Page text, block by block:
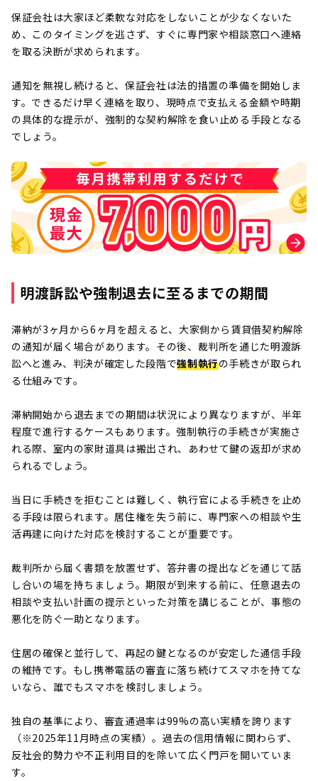
保証会社は大家ほど柔軟な対応をしないことが少なくないた
め、このタイミングを逃さず、すぐに専門家や相談窓口へ連絡
を取る決断が求められます。
通知を無視し続けると、保証会社は法的措置の準備を開始しま
す。できるだけ早く連絡を取り、現時点で支払える金額や時期
の具体的な提示が、強制的な契約解除を食い止める手段となる
でしょう。
明渡訴訟や強制退去に至るまでの期間
滞納が3ヶ月から6ヶ月を超えると、大家側から賃貸借契約解除
の通知が届く場合があります。その後、裁判所を通じた明渡訴
訟へと進み、判決が確定した段階で強制執行の手続きが取られ
る仕組みです。
滞納開始から退去までの期間は状況により異なりますが、半年
程度で進行するケースもあります。強制執行の手続きが実施さ
れる際、室内の家財道具は搬出され、あわせて鍵の返却が求め
られるでしょう。
当日に手続きを拒むことは難しく、執行官による手続きを止め
る手段は限られます。居住権を失う前に、専門家への相談や生
活再建に向けた対応を検討することが重要です。
裁判所から届く書類を放置せず、答弁書の提出などを通じて話
し合いの場を持ちましょう。期限が到来する前に、任意退去の
相談や支払い計画の提示といった対策を講じることが、事態の
悪化を防ぐ一助となります。
住居の確保と並行して、再起の鍵となるのが安定した通信手段
の維持です。もし携帯電話の審査に落ち続けてスマホを持てな
いなら、誰でもスマホを検討しましょう。
独自の基準により、審査通過率は99%の高い実績を誇ります
（※2025年11月時点の実績）。過去の信用情報に関わらず、
反社会的勢力や不正利用目的を除いて広く門戸を開いていま
す。